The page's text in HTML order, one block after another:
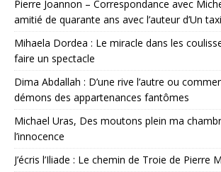
Pierre Joannon – Correspondance avec
amitié de quarante ans avec l’auteur d’Un
Mihaela Dordea : Le miracle dans les
faire un spectacle
Dima Abdallah : D’une rive l’autre ou
démons des appartenances fantômes
Michael Uras, Des moutons plein ma
l’innocence
J’écris l’Iliade : Le chemin de Troie de Pierre